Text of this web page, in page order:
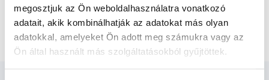
megosztjuk az Ön weboldalhasználatra vonatkozó
adatait, akik kombinálhatják az adatokat más olyan
adatokkal, amelyeket Ön adott meg számukra vagy az
Ön által használt más szolgáltatásokból gyűjtöttek.
Főoldal Gyógytornász Lymphoedema kezelés